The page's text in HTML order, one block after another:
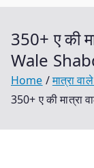
350+ ए की
Wale
Home
मात्रा
350+ ए की